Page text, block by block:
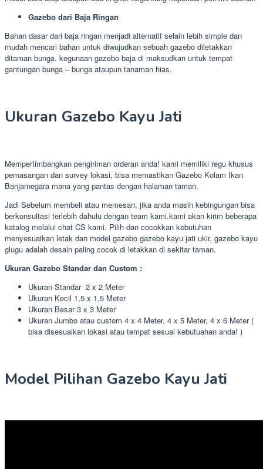
Gazebo dari Baja Ringan
Bahan dasar dari baja ringan menjadi alternatif selain lebih simple dan
mudah mencari bahan untuk diwujudkan sebuah gazebo diletakkan
ditaman bunga. kegunaan gazebo baja di maksudkan untuk tempat
gantungan bunga – bunga ataupun tanaman hias.
Ukuran Gazebo Kayu Jati
Mempertimbangkan pengiriman orderan anda! kami memiliki regu khusus
pemasangan dan survey lokasi, bisa memastikan Gazebo Kolam Ikan
Banjarnegara mana yang pantas dengan halaman taman.
Jadi Sebelum membeli atau memesan, jika anda masih kebingungan bisa
berkonsultasi terlebih dahulu dengan team kami.kami akan kirim beberapa
katalog melalui chat CS kami. Pilih dan cocokkan kebutuhan
menyesuaikan letak dan model gazebo gazebo kayu jati ukir, gazebo kayu
glugu adalah desain paling cocok di letakkan di sekitar taman.
Ukuran Gazebo Standar dan Custom :
Ukuran Standar 2 x 2 Meter
Ukuran Kecil 1,5 x 1,5 Meter
Ukuran Besar 3 x 3 Meter
Ukuran Jumbo atau custom 4 x 4 Meter, 4 x 5 Meter, 4 x 6 Meter (
bisa disesuaikan lokasi atau tempat sesuai kebutuahan anda! )
Model Pilihan Gazebo Kayu Jati